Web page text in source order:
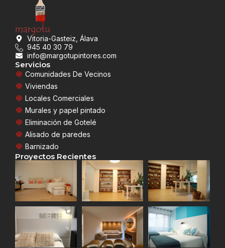
Vitoria-Gasteiz, Álava
945 40 30 79
info@margotupintores.com
Servicios
Comunidades De Vecinos
Viviendas
Locales Comerciales
Murales y papel pintado
Eliminación de Gotelé
Alisado de paredes
Barnizado
Proyectos Recientes